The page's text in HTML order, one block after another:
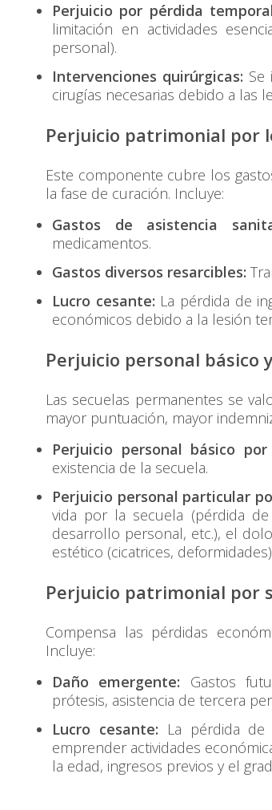
Perjuicio por pérdida
limitación en actividades
personal).
Intervenciones quirúrgicas: Se
cirugías necesarias debido a las
Perjuicio patrimonial por
Este componente cubre los
la fase de curación. Incluye:
Gastos de asistencia
medicamentos.
Gastos diversos resarcibles:
Lucro cesante: La pérdida de
económicos debido a la lesión
Perjuicio personal básico
Las secuelas permanentes se
mayor puntuación, mayor
Perjuicio personal básico por
existencia de la secuela.
Perjuicio personal particular
vida por la secuela (pérdida
desarrollo personal, etc.), el
estético (cicatrices,
Perjuicio patrimonial por
Compensa las pérdidas
Incluye:
Daño emergente: Gastos
prótesis, asistencia de tercera
Lucro cesante: La pérdida
emprender actividades
la edad, ingresos previos y el